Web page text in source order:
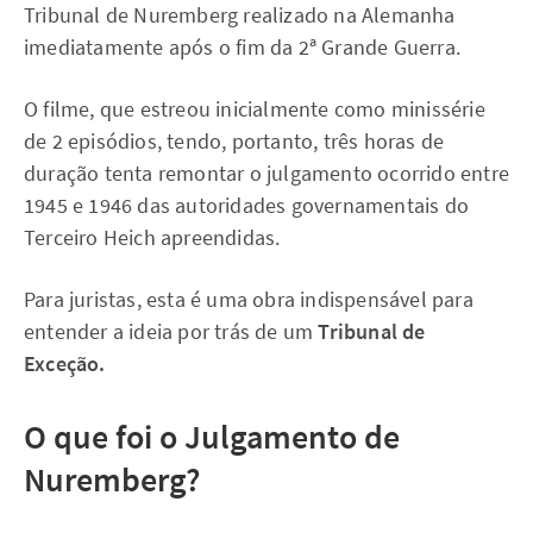
Tribunal de Nuremberg realizado na Alemanha
imediatamente após o fim da 2ª Grande Guerra.
O filme, que estreou inicialmente como minissérie
de 2 episódios, tendo, portanto, três horas de
duração tenta remontar o julgamento ocorrido entre
1945 e 1946 das autoridades governamentais do
Terceiro Heich apreendidas.
Para juristas, esta é uma obra indispensável para
entender a ideia por trás de umTribunal de
Exceção.
O que foi o Julgamento de
Nuremberg?